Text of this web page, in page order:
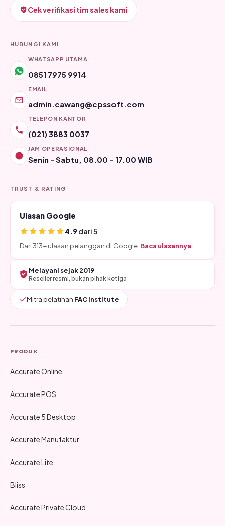
Cek verifikasi tim sales kami
HUBUNGI KAMI
WHATSAPP UTAMA
0851 7975 9914
EMAIL
admin.cawang@cpssoft.com
TELEPON KANTOR
(021) 3883 0037
JAM OPERASIONAL
Senin - Sabtu, 08.00 - 17.00 WIB
TRUST & RATING
Ulasan Google
4.9dari 5
Dari 313+ ulasan pelanggan di Google. Baca ulasannya
Melayani sejak 2019
Reseller resmi, bukan pihak ketiga
Mitra pelatihan FAC Institute
PRODUK
Accurate Online
Accurate POS
Accurate 5 Desktop
Accurate Manufaktur
Accurate Lite
Bliss
Accurate Private Cloud